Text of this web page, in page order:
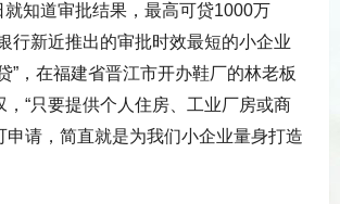
就知道审批结果，最高可贷1000万
行新近推出的审批时效最短的小企业
”，在福建省晋江市开办鞋厂的林老板
，“只要提供个人住房、工业厂房或商
申请，简直就是为我们小企业量身打造